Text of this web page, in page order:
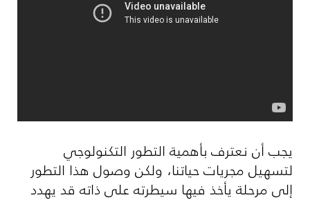
يجب أن نعترف بأهمية التطور التكنولوجي
لتسهيل مجريات حياتنا، ولكن وصول هذا التطور
إلى مرحلة يأخذ فيها سيطرته على ذاته قد يهدد